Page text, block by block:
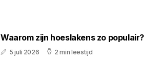
Waarom zijn hoeslakens zo populair?
5 juli 2026 2 min leestijd